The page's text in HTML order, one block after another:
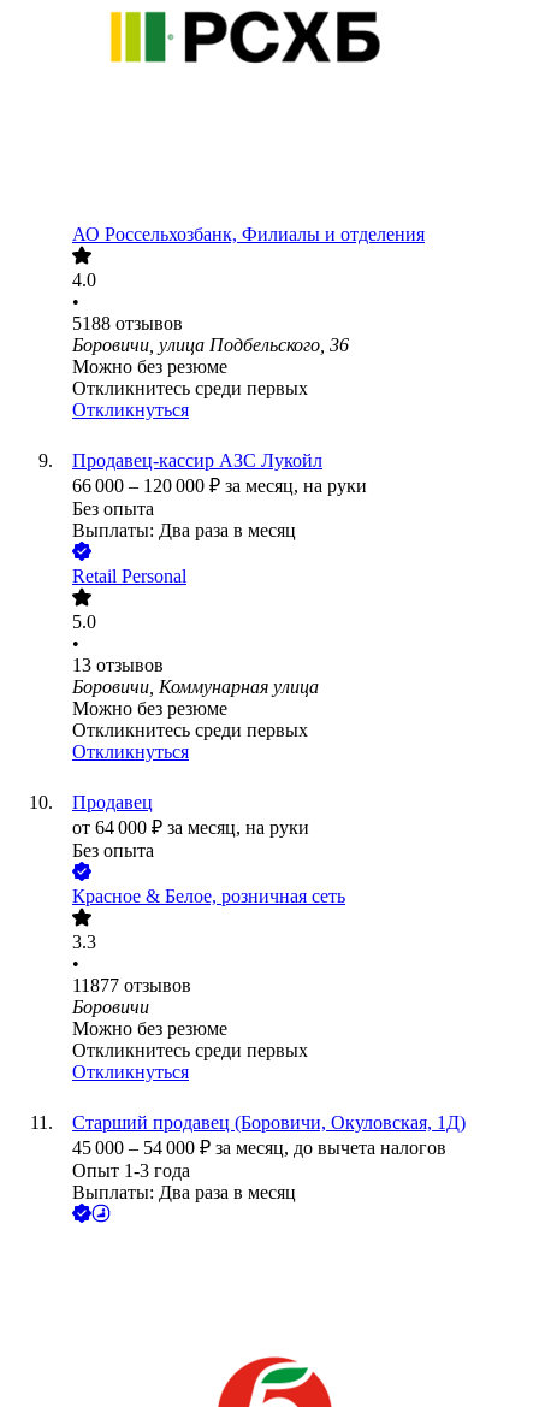
АО Россельхозбанк, Филиалы и отделения
4.0
•
5188 отзывов
Боровичи, улица Подбельского, 36
Можно без резюме
Откликнитесь среди первых
Откликнуться
Продавец-кассир АЗС Лукойл
66 000 – 120 000 ₽ за месяц, на руки
Без опыта
Выплаты: Два раза в месяц
Retail Personal
5.0
•
13 отзывов
Боровичи, Коммунарная улица
Можно без резюме
Откликнитесь среди первых
Откликнуться
Продавец
от 64 000 ₽ за месяц, на руки
Без опыта
Красное & Белое, розничная сеть
3.3
•
11877 отзывов
Боровичи
Можно без резюме
Откликнитесь среди первых
Откликнуться
Старший продавец (Боровичи, Окуловская, 1Д)
45 000 – 54 000 ₽ за месяц, до вычета налогов
Опыт 1-3 года
Выплаты: Два раза в месяц